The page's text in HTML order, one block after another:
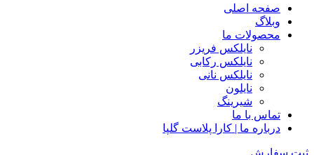
صفحه اصلی
وبلاگ
محصولات ما
نایلکس فریزر
نایلکس رکابی
نایلکس نانی
نایلون
شیرینگ
تماس با ما
درباره ما | کارا پلاست گلپا
ثبت سفارش